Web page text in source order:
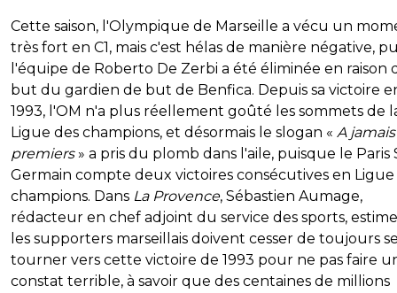
Cette saison, l'Olympique de Marseille a vécu un
très fort en C1, mais c'est hélas de manière négative,
l'équipe de Roberto De Zerbi a été éliminée en raison
but du gardien de but de Benfica. Depuis sa victoire
1993, l'OM n'a plus réellement goûté les sommets de
Ligue des champions, et désormais le slogan « A
premiers» a pris du plomb dans l'aile, puisque le Paris
Germain compte deux victoires consécutives en Ligue
champions. Dans La Provence, Sébastien Aumage,
rédacteur en chef adjoint du service des sports,
les supporters marseillais doivent cesser de toujours
tourner vers cette victoire de 1993 pour ne pas faire
constat terrible, à savoir que des centaines de millions